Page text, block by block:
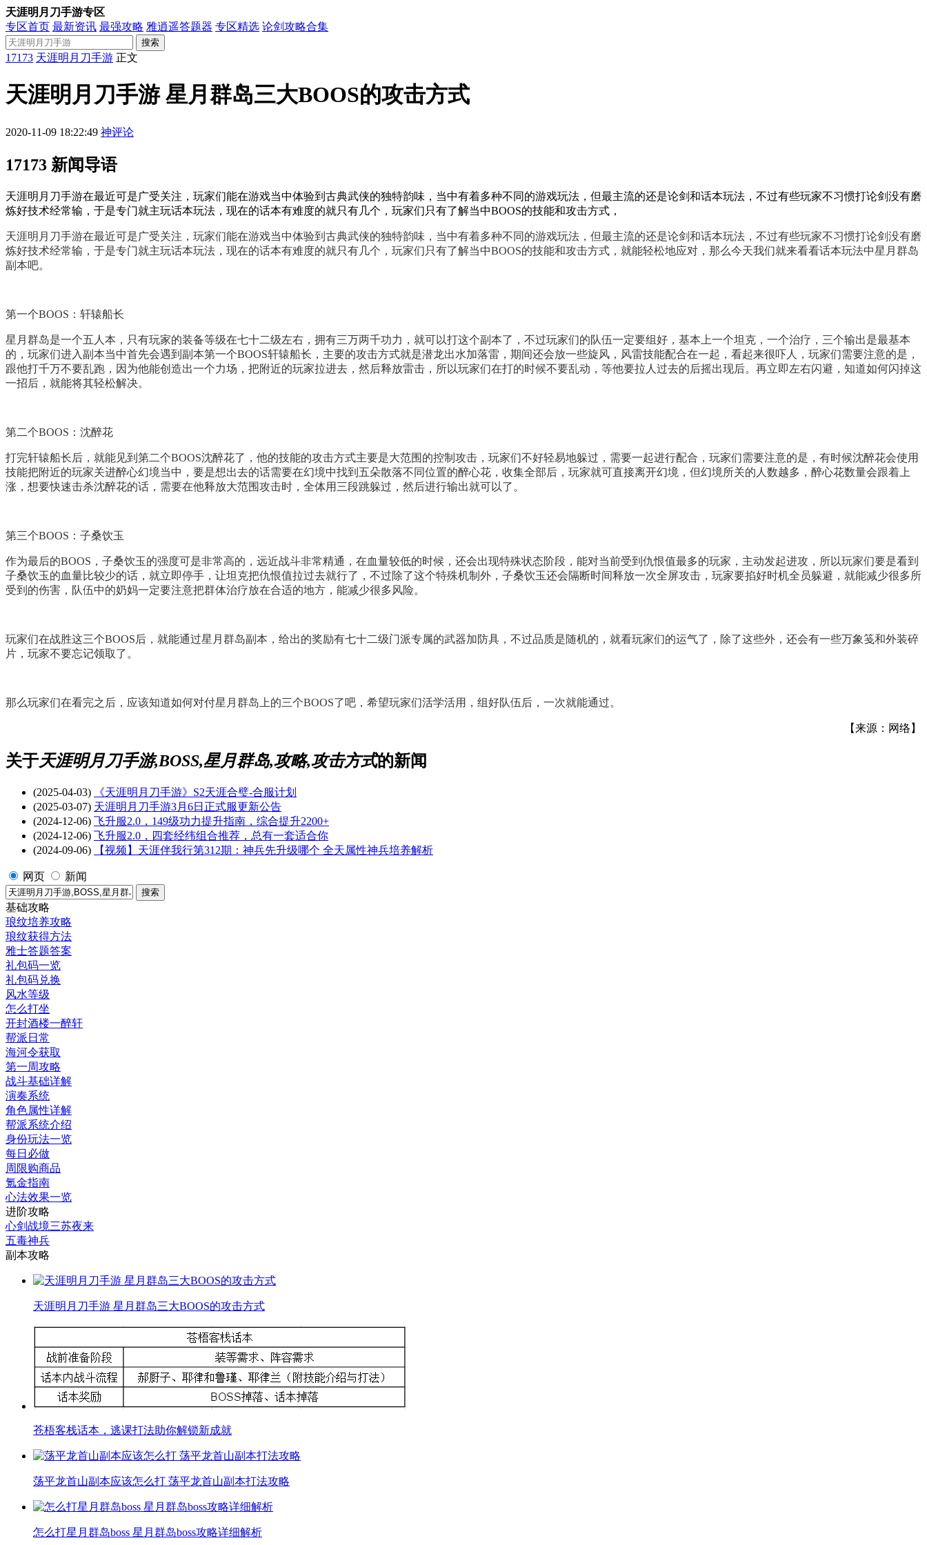
天涯明月刀手游专区
专区首页 最新资讯 最强攻略 雅逍遥答题器 专区精选 论剑攻略合集
搜索
17173 天涯明月刀手游 正文
天涯明月刀手游 星月群岛三大BOOS的攻击方式
2020-11-09 18:22:49 神评论
17173 新闻导语
天涯明月刀手游在最近可是广受关注，玩家们能在游戏当中体验到古典武侠的独特韵味，当中有着多种不同的游戏玩法，但最主流的还是论剑和话本玩法，不过有些玩家不习惯打论剑没有磨
炼好技术经常输，于是专门就主玩话本玩法，现在的话本有难度的就只有几个，玩家们只有了解当中BOOS的技能和攻击方式，
天涯明月刀手游在最近可是广受关注，玩家们能在游戏当中体验到古典武侠的独特韵味，当中有着多种不同的游戏玩法，但最主流的还是论剑和话本玩法，不过有些玩家不习惯打论剑没有磨
炼好技术经常输，于是专门就主玩话本玩法，现在的话本有难度的就只有几个，玩家们只有了解当中BOOS的技能和攻击方式，就能轻松地应对，那么今天我们就来看看话本玩法中星月群岛
副本吧。
第一个BOOS：轩辕船长
星月群岛是一个五人本，只有玩家的装备等级在七十二级左右，拥有三万两千功力，就可以打这个副本了，不过玩家们的队伍一定要组好，基本上一个坦克，一个治疗，三个输出是最基本
的，玩家们进入副本当中首先会遇到副本第一个BOOS轩辕船长，主要的攻击方式就是潜龙出水加落雷，期间还会放一些旋风，风雷技能配合在一起，看起来很吓人，玩家们需要注意的是，
跟他打千万不要乱跑，因为他能创造出一个力场，把附近的玩家拉进去，然后释放雷击，所以玩家们在打的时候不要乱动，等他要拉人过去的后摇出现后。再立即左右闪避，知道如何闪掉这
一招后，就能将其轻松解决。
第二个BOOS：沈醉花
打完轩辕船长后，就能见到第二个BOOS沈醉花了，他的技能的攻击方式主要是大范围的控制攻击，玩家们不好轻易地躲过，需要一起进行配合，玩家们需要注意的是，有时候沈醉花会使用
技能把附近的玩家关进醉心幻境当中，要是想出去的话需要在幻境中找到五朵散落不同位置的醉心花，收集全部后，玩家就可直接离开幻境，但幻境所关的人数越多，醉心花数量会跟着上
涨，想要快速击杀沈醉花的话，需要在他释放大范围攻击时，全体用三段跳躲过，然后进行输出就可以了。
第三个BOOS：子桑饮玉
作为最后的BOOS，子桑饮玉的强度可是非常高的，远近战斗非常精通，在血量较低的时候，还会出现特殊状态阶段，能对当前受到仇恨值最多的玩家，主动发起进攻，所以玩家们要是看到
子桑饮玉的血量比较少的话，就立即停手，让坦克把仇恨值拉过去就行了，不过除了这个特殊机制外，子桑饮玉还会隔断时间释放一次全屏攻击，玩家要掐好时机全员躲避，就能减少很多所
受到的伤害，队伍中的奶妈一定要注意把群体治疗放在合适的地方，能减少很多风险。
玩家们在战胜这三个BOOS后，就能通过星月群岛副本，给出的奖励有七十二级门派专属的武器加防具，不过品质是随机的，就看玩家们的运气了，除了这些外，还会有一些万象笺和外装碎
片，玩家不要忘记领取了。
那么玩家们在看完之后，应该知道如何对付星月群岛上的三个BOOS了吧，希望玩家们活学活用，组好队伍后，一次就能通过。
【来源：网络】
关于天涯明月刀手游,BOSS,星月群岛,攻略,攻击方式的新闻
(2025-04-03)
《天涯明月刀手游》S2天涯合璧-合服计划
(2025-03-07) 天涯明月刀手游3月6日正式服更新公告
(2024-12-06) 飞升服2.0，149级功力提升指南，综合提升2200+
(2024-12-06) 飞升服2.0，四套经纬组合推荐，总有一套适合你
(2024-09-06)
【视频】天涯伴我行第312期：神兵先升级哪个 全天属性神兵培养解析
网页 新闻
基础攻略
琅纹培养攻略
琅纹获得方法
雅士答题答案
礼包码一览
礼包码兑换
风水等级
怎么打坐
开封酒楼一醉轩
帮派日常
海河令获取
第一周攻略
战斗基础详解
演奏系统
角色属性详解
帮派系统介绍
身份玩法一览
每日必做
周限购商品
氪金指南
心法效果一览
进阶攻略
心剑战境三苏夜来
五毒神兵
副本攻略
天涯明月刀手游 星月群岛三大BOOS的攻击方式
苍梧客栈话本，逃课打法助你解锁新成就
荡平龙首山副本应该怎么打 荡平龙首山副本打法攻略
怎么打星月群岛boss 星月群岛boss攻略详细解析